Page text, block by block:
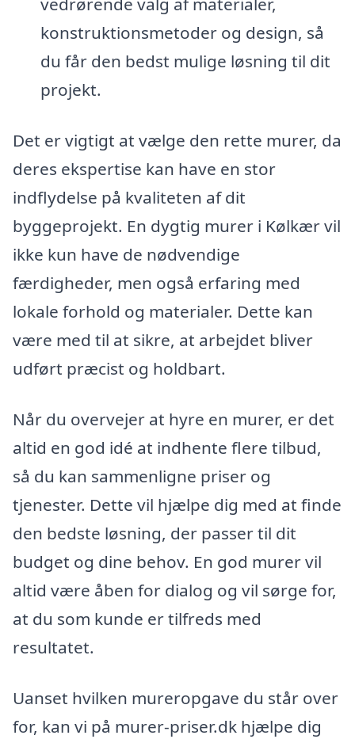
konstruktionsmetoder og design, så
du får den bedst mulige løsning til dit
projekt.
Det er vigtigt at vælge den rette murer, da
deres ekspertise kan have en stor
indflydelse på kvaliteten af dit
byggeprojekt. En dygtig murer i Kølkær vil
ikke kun have de nødvendige
færdigheder, men også erfaring med
lokale forhold og materialer. Dette kan
være med til at sikre, at arbejdet bliver
udført præcist og holdbart.
Når du overvejer at hyre en murer, er det
altid en god idé at indhente flere tilbud,
så du kan sammenligne priser og
tjenester. Dette vil hjælpe dig med at finde
den bedste løsning, der passer til dit
budget og dine behov. En god murer vil
altid være åben for dialog og vil sørge for,
at du som kunde er tilfreds med
resultatet.
Uanset hvilken mureropgave du står over
for, kan vi på murer-priser.dk hjælpe dig